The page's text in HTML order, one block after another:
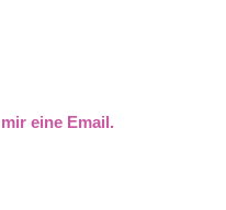
eine Email.